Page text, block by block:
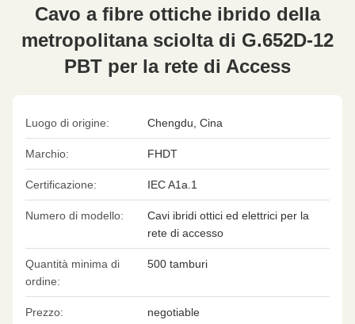
Cavo a fibre ottiche ibrido della
metropolitana sciolta di G.652D-12
PBT per la rete di Access
Luogo di origine: Chengdu, Cina
Marchio: FHDT
Certificazione: IEC A1a.1
Numero di modello:
Cavi ibridi ottici ed elettrici per la
rete di accesso
Quantità minima di
ordine:
500 tamburi
Prezzo: negotiable